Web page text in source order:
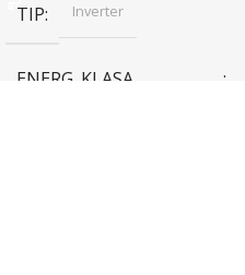
TIP Inverter
ENERG. KLASA